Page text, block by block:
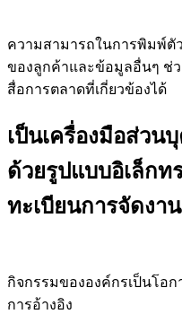
ความสามารถในการพิมพ์ตั
ของลูกค้าและข้อมูลอื่นๆ ช่
สื่อการตลาดที่เกี่ยวข้องได้
เป็นเครื่องมือส่วน
ด้วยรูปแบบอิเล็กท
ทะเบียนการจัดงาน
กิจกรรมขององค์กรเป็นโอ
การอ้างอิง